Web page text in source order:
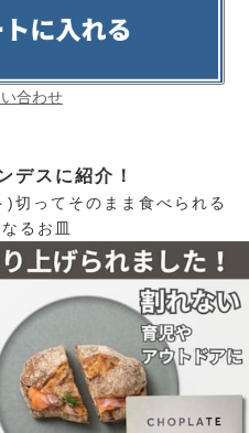
合わせ
デスに紹介！
切ってそのまま食べられる
るお皿